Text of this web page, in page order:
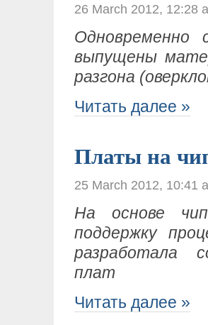
26 March 2012, 12:28
Одновременно
выпущены
разгона
Читать далее »
Платы на
25 March 2012, 10:41
На основе
поддержку
разработала
плат
Читать далее »